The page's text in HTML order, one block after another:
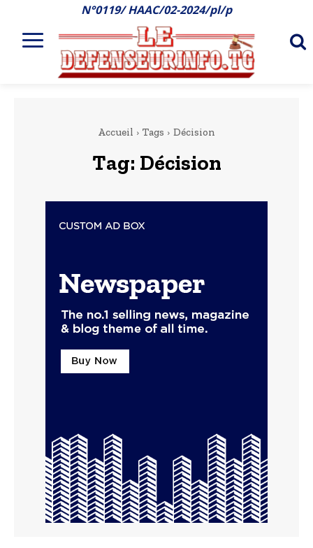
N°0119/ HAAC/02-2024/pl/p
Accueil Tags Décision
Tag: Décision